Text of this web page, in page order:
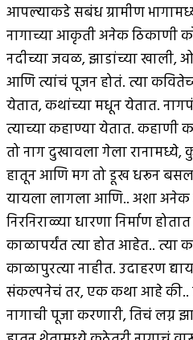
आपल्याकडे सबंध ग्रामीण
नागाच्या आकृती अनेक ठिकाणी
नदीच्या जवळ, झाडांच्या खाली,
आणि त्यांचं पूजन होतं. त्या
येतात, कथांच्या मधून येतात.
त्याच्या कहाण्या येतात. कहाणी
तो नाग दुखावला गेला रानामध्ये,
हातून आणि मग तो डूख धरून
यायला लागला आणि.. अशा अनेक
निरनिराळ्या धारणा निर्माण
काळापर्यंत त्या होत आहेत.. त्या
काळापुरत्या नाहीत. उदाहरण
संकल्पनेचं तर, एक कथा आहे
नागाची पूजा करणारी, तिचं